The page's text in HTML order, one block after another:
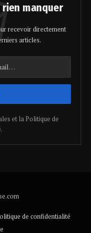
rien manquer
recevoir directement
articles.
et la Politique de
de confidentialité